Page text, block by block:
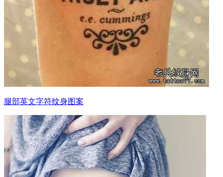
腿部英文字符纹身图案